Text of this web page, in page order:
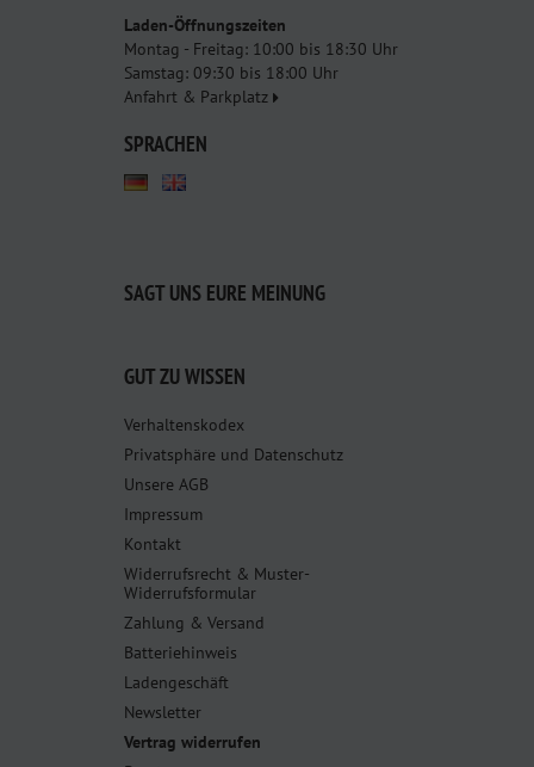
Laden-Öffnungszeiten
Montag - Freitag: 10:00 bis 18:30 Uhr
Samstag: 09:30 bis 18:00 Uhr
Anfahrt & Parkplatz
SPRACHEN
SAGT UNS EURE MEINUNG
GUT ZU WISSEN
Verhaltenskodex
Privatsphäre und Datenschutz
Unsere AGB
Impressum
Kontakt
Widerrufsrecht & Muster-
Widerrufsformular
Zahlung & Versand
Batteriehinweis
Ladengeschäft
Newsletter
Vertrag widerrufen